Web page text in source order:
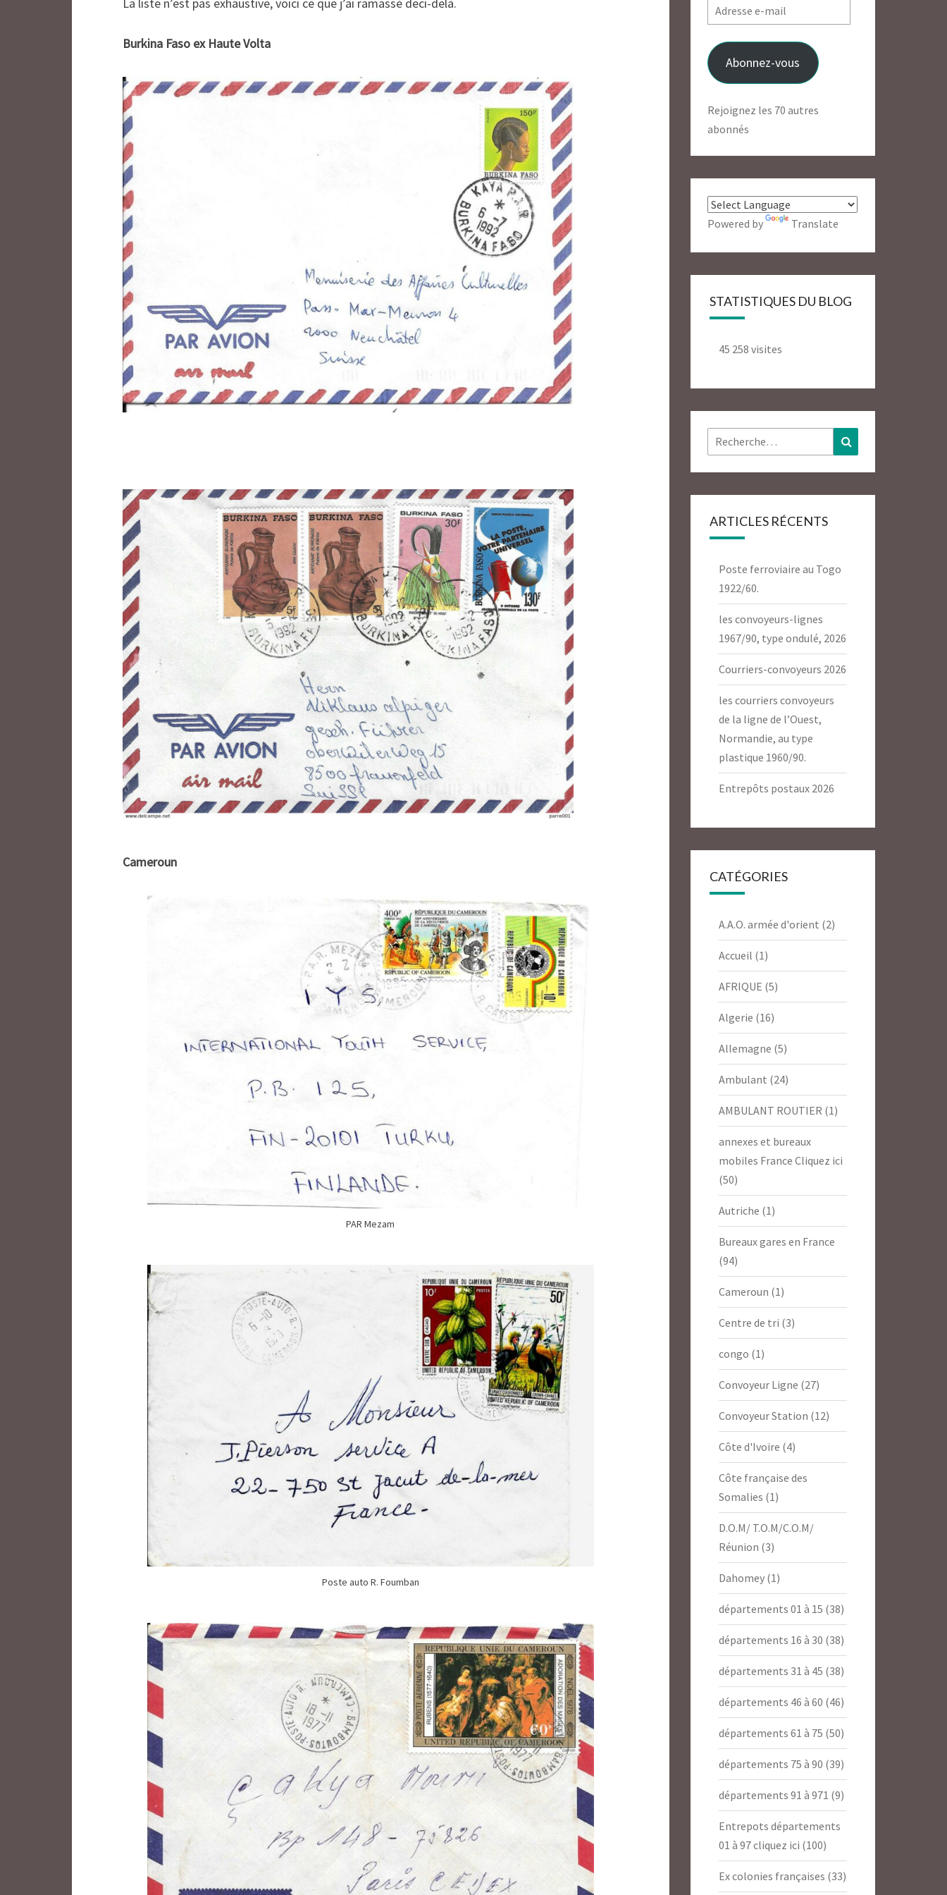
Burkina Faso ex Haute Volta
Cameroun
PAR Mezam
Poste auto R. Foumban
Adresse
e-
mail
Abonnez-vous
Rejoignez les 70 autres
abonnés
Powered by Translate
STATISTIQUES DU BLOG
45 258 visites
Rechercher :
ARTICLES RÉCENTS
Poste ferroviaire au Togo
1922/60.
les convoyeurs-lignes
1967/90, type ondulé, 2026
Courriers-convoyeurs 2026
les courriers convoyeurs
de la ligne de l’Ouest,
Normandie, au type
plastique 1960/90.
Entrepôts postaux 2026
CATÉGORIES
A.A.O. armée d'orient (2)
Accueil (1)
AFRIQUE (5)
Algerie (16)
Allemagne (5)
Ambulant (24)
AMBULANT ROUTIER (1)
annexes et bureaux
mobiles France Cliquez ici
(50)
Autriche (1)
Bureaux gares en France
(94)
Cameroun (1)
Centre de tri (3)
congo (1)
Convoyeur Ligne (27)
Convoyeur Station (12)
Côte d'Ivoire (4)
Côte française des
Somalies (1)
D.O.M/ T.O.M/C.O.M/
Réunion (3)
Dahomey(1)
départements 01 à 15 (38)
départements 16 à 30 (38)
départements 31 à 45 (38)
départements 46 à 60 (46)
départements 61 à 75 (50)
départements 75 à 90 (39)
départements 91 à 971 (9)
Entrepots départements
01 à 97 cliquez ici (100)
Ex colonies françaises (33)